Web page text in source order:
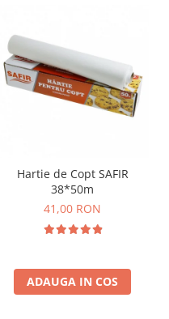
Hartie de Copt SAFIR
38*50m
41,00 RON
ADAUGA IN COS